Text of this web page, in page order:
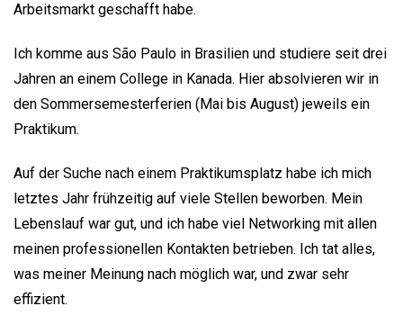
Arbeitsmarkt geschafft habe.
Ich komme aus São Paulo in Brasilien und studiere seit drei
Jahren an einem College in Kanada. Hier absolvieren wir in
den Sommersemesterferien (Mai bis August) jeweils ein
Praktikum.
Auf der Suche nach einem Praktikumsplatz habe ich mich
letztes Jahr frühzeitig auf viele Stellen beworben. Mein
Lebenslauf war gut, und ich habe viel Networking mit allen
meinen professionellen Kontakten betrieben. Ich tat alles,
was meiner Meinung nach möglich war, und zwar sehr
effizient.